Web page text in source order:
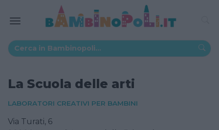
La Scuola delle arti
LABORATORI CREATIVI PER BAMBINI
Via Turati, 6